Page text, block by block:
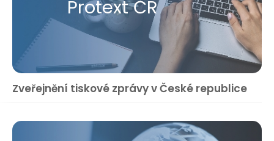
Protext ČR
Zveřejnění tiskové zprávy v České republice